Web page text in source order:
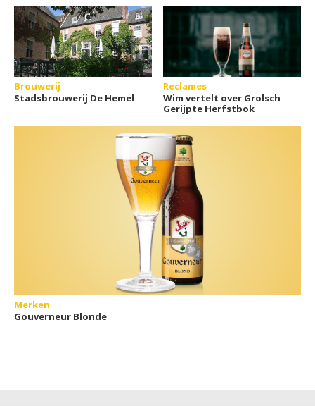
Brouwerij
Stadsbrouwerij De Hemel
Reclames
Wim vertelt over Grolsch
Gerijpte Herfstbok
Merken
Gouverneur Blonde